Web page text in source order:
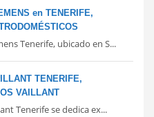
en TENERIFE,
Tenerife, ubicado en S...
TENERIFE,
VAILLANT
Tenerife se dedica ex...